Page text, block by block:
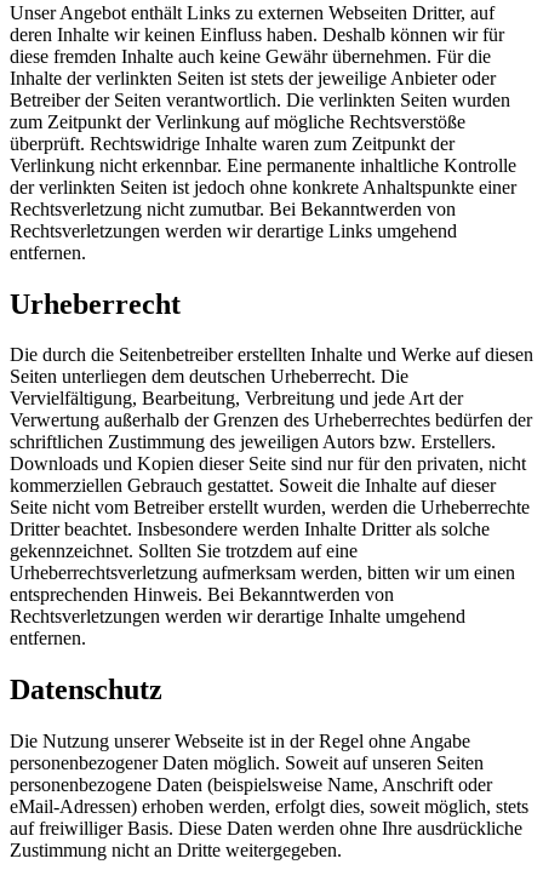
Unser Angebot enthält Links zu externen Webseiten Dritter, auf
deren Inhalte wir keinen Einfluss haben. Deshalb können wir für
diese fremden Inhalte auch keine Gewähr übernehmen. Für die
Inhalte der verlinkten Seiten ist stets der jeweilige Anbieter oder
Betreiber der Seiten verantwortlich. Die verlinkten Seiten wurden
zum Zeitpunkt der Verlinkung auf mögliche Rechtsverstöße
überprüft. Rechtswidrige Inhalte waren zum Zeitpunkt der
Verlinkung nicht erkennbar. Eine permanente inhaltliche Kontrolle
der verlinkten Seiten ist jedoch ohne konkrete Anhaltspunkte einer
Rechtsverletzung nicht zumutbar. Bei Bekanntwerden von
Rechtsverletzungen werden wir derartige Links umgehend
entfernen.
Urheberrecht
Die durch die Seitenbetreiber erstellten Inhalte und Werke auf diesen
Seiten unterliegen dem deutschen Urheberrecht. Die
Vervielfältigung, Bearbeitung, Verbreitung und jede Art der
Verwertung außerhalb der Grenzen des Urheberrechtes bedürfen der
schriftlichen Zustimmung des jeweiligen Autors bzw. Erstellers.
Downloads und Kopien dieser Seite sind nur für den privaten, nicht
kommerziellen Gebrauch gestattet. Soweit die Inhalte auf dieser
Seite nicht vom Betreiber erstellt wurden, werden die Urheberrechte
Dritter beachtet. Insbesondere werden Inhalte Dritter als solche
gekennzeichnet. Sollten Sie trotzdem auf eine
Urheberrechtsverletzung aufmerksam werden, bitten wir um einen
entsprechenden Hinweis. Bei Bekanntwerden von
Rechtsverletzungen werden wir derartige Inhalte umgehend
entfernen.
Datenschutz
Die Nutzung unserer Webseite ist in der Regel ohne Angabe
personenbezogener Daten möglich. Soweit auf unseren Seiten
personenbezogene Daten (beispielsweise Name, Anschrift oder
eMail-Adressen) erhoben werden, erfolgt dies, soweit möglich, stets
auf freiwilliger Basis. Diese Daten werden ohne Ihre ausdrückliche
Zustimmung nicht an Dritte weitergegeben.